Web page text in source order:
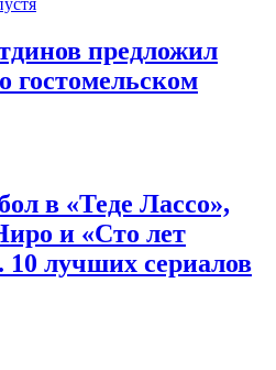
предложил
гостомельском
в «Теде Лассо»,
и «Сто лет
10 лучших сериалов